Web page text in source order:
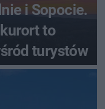
i Sopocie.
to
turystów